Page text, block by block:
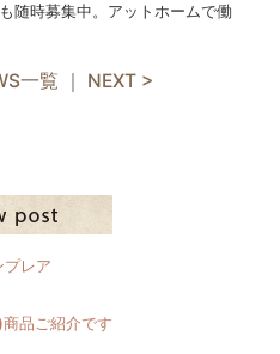
随時募集中。アットホームで働
一覧 NEXT >
プレア
品ご紹介です